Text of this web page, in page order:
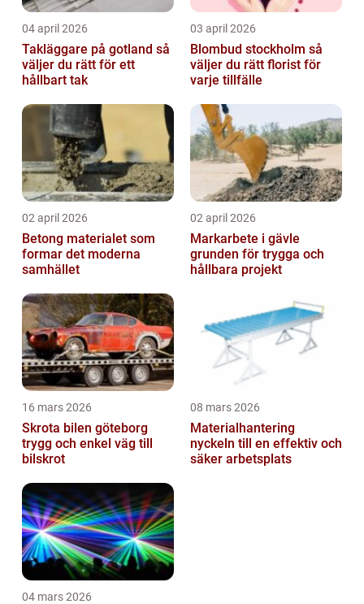
04 april 2026
Takläggare på gotland så
väljer du rätt för ett
hållbart tak
03 april 2026
Blombud stockholm så
väljer du rätt florist för
varje tillfälle
02 april 2026
Betong materialet som
formar det moderna
samhället
02 april 2026
Markarbete i gävle
grunden för trygga och
hållbara projekt
16 mars 2026
Skrota bilen göteborg
trygg och enkel väg till
bilskrot
08 mars 2026
Materialhantering
nyckeln till en effektiv och
säker arbetsplats
04 mars 2026